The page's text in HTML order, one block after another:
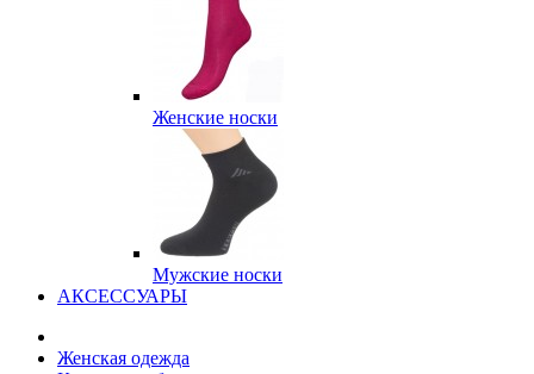
Женские носки
Мужские носки
АКСЕССУАРЫ
Женская одежда